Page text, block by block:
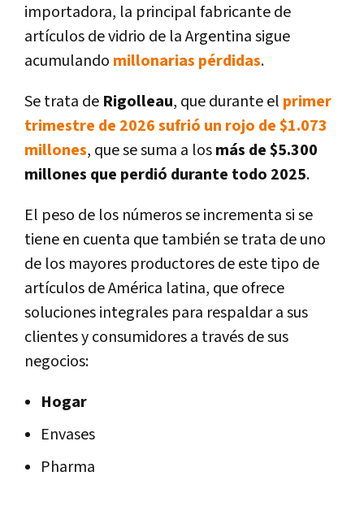
importadora, la principal fabricante de
artículos de vidrio de la Argentina sigue
acumulando millonarias pérdidas.
Se trata de Rigolleau, que durante el primer
trimestre de 2026 sufrió un rojo de $1.073
millones, que se suma a losmás de $5.300
millones que perdió durante todo 2025.
El peso de los números se incrementa si se
tiene en cuenta que también se trata de uno
de los mayores productores de este tipo de
artículos de América latina, que ofrece
soluciones integrales para respaldar a sus
clientes y consumidores a través de sus
negocios:
Hogar
Envases
Pharma